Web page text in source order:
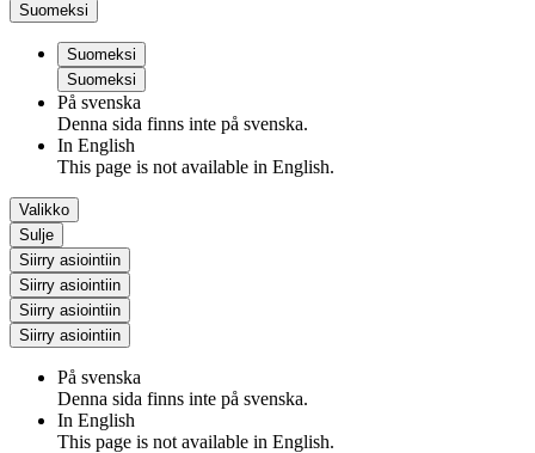
Suomeksi
Suomeksi
Suomeksi
På svenska
Denna sida finns inte på svenska.
In English
This page is not available in English.
Valikko
Sulje
Siirry asiointiin
Siirry asiointiin
Siirry asiointiin
Siirry asiointiin
På svenska
Denna sida finns inte på svenska.
In English
This page is not available in English.